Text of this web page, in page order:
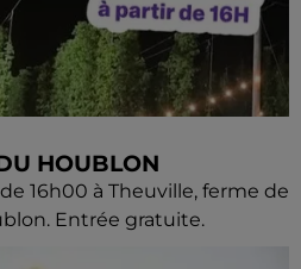
HOUBLON
16h00 à Theuville, ferme de
Entrée gratuite.